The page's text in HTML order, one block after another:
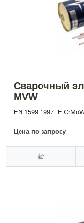
Сварочный
MVW
EN 1599:1997: E
Цена по запросу